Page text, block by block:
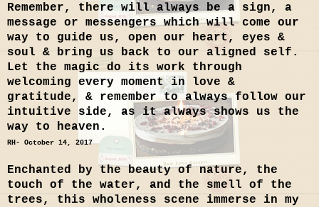
Remember, there will always be a sign, a
message or messengers which will come our
way to guide us, open our heart, eyes &
soul & bring us back to our aligned self.
Let the magic do its work through
welcoming every moment in love &
gratitude, & remember to always follow our
intuitive side, as it always shows us the
way to heaven.
RH- October 14, 2017
Enchanted by the beauty of nature, the
touch of the water, and the smell of the
trees, this wholeness scene immerse in my